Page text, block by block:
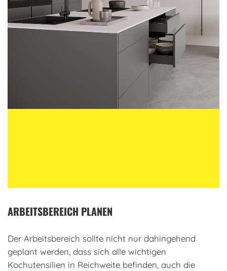
ARBEITSBEREICH PLANEN
Der Arbeitsbereich sollte nicht nur dahingehend
geplant werden, dass sich alle wichtigen
Kochutensilien in Reichweite befinden, auch die